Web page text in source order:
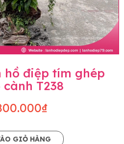
hồ điệp tím ghép
cành T238
GIỎ HÀNG